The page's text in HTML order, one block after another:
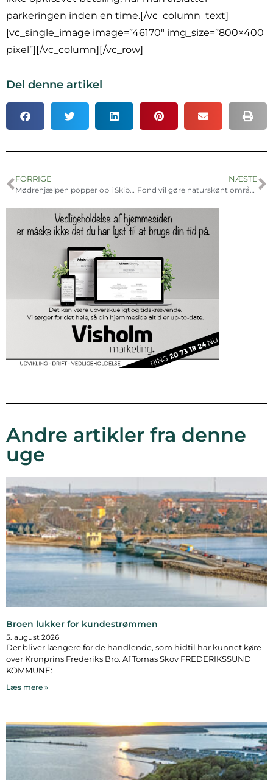
parkeringen inden en time.[/vc_column_text]
[vc_single_image image=”46170″ img_size=”800×400
pixel”][/vc_column][/vc_row]
Del denne artikel
FORRIGE
Mødrehjælpen popper op i Skibby
NÆSTE
Fond vil gøre naturskønt område mere tilgængeligt
Andre artikler fra denne
uge
Broen lukker for kundestrømmen
5. august 2026
Der bliver længere for de handlende, som hidtil har kunnet køre
over Kronprins Frederiks Bro. Af Tomas Skov FREDERIKSSUND
KOMMUNE:
Læs mere »